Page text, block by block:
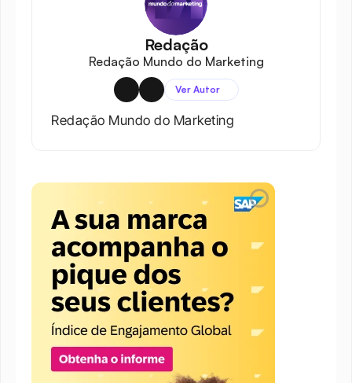
Redação
Redação Mundo do Marketing
Ver Autor
Redação Mundo do Marketing